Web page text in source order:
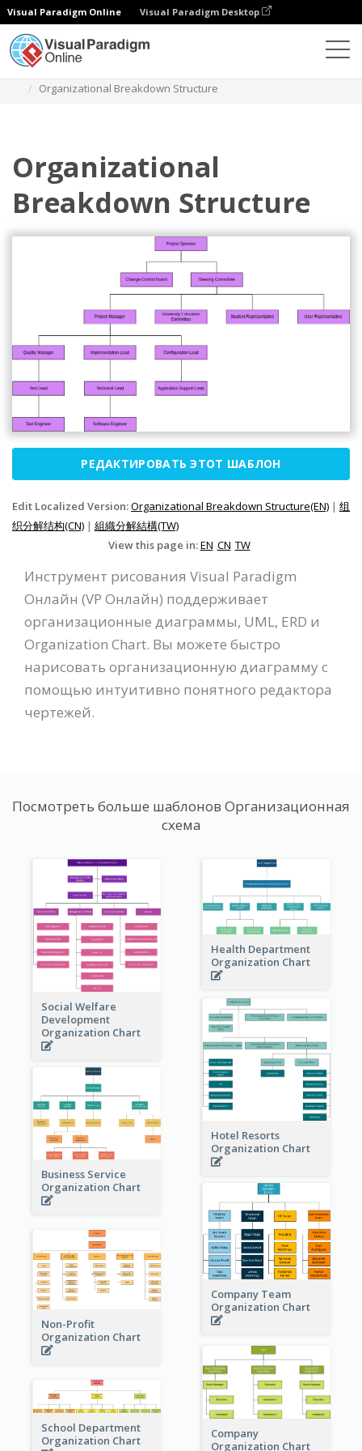
Visual Paradigm Online Visual Paradigm Desktop
Organizational Breakdown Structure
Organizational
Breakdown Structure
РЕДАКТИРОВАТЬ ЭТОТ ШАБЛОН
Edit Localized Version:Organizational Breakdown Structure(EN) | 组
织分解结构(CN) | 組織分解結構(TW)
View this page in:EN CN TW
Инструмент рисования Visual Paradigm
Онлайн (VP Онлайн) поддерживает
организационные диаграммы, UML, ERD и
Organization Chart. Вы можете быстро
нарисовать организационную диаграмму с
помощью интуитивно понятного редактора
чертежей.
Посмотреть больше шаблонов Организационная
схема
Social Welfare
Development
Organization Chart
Health Department
Organization Chart
Hotel Resorts
Organization Chart
Business Service
Organization Chart
Company Team
Organization Chart
Non-Profit
Organization Chart
Company
Organization Chart
School Department
Organization Chart